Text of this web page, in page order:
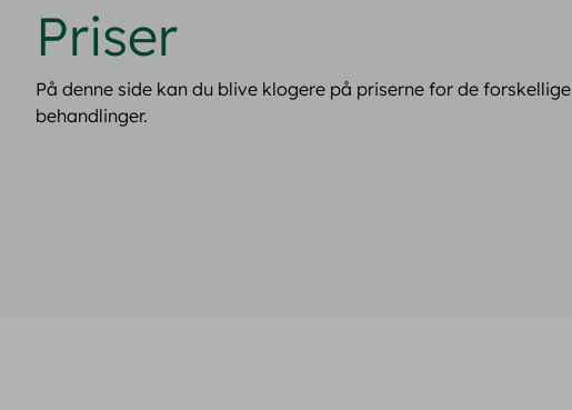
Priser
På denne side kan du blive klogere på priserne for de forskellige
behandlinger.